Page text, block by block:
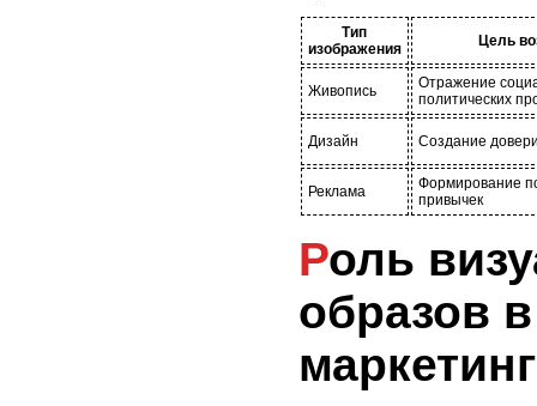
Тип
изображения
Цель
Живопись
Отражение
политических
Дизайн Создание
Реклама
Формирование
привычек
Роль визуальных
образов